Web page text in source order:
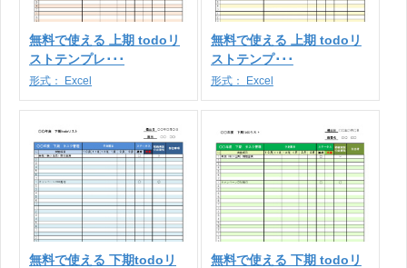
無料で使える 上期 todoリ
ストテンプレ･･･
形式： Excel
無料で使える 上期 todoリ
ストテンプ･･･
形式： Excel
無料で使える 下期todoリ
無料で使える 下期 todoリ